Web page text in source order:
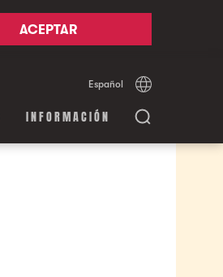
ACEPTAR
Español Català
INFORMACIÓN